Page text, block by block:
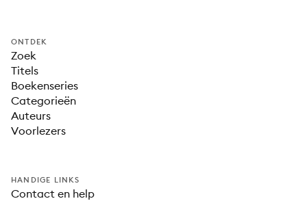
ONTDEK
Zoek
Titels
Boekenseries
Categorieën
Auteurs
Voorlezers
HANDIGE LINKS
Contact en help